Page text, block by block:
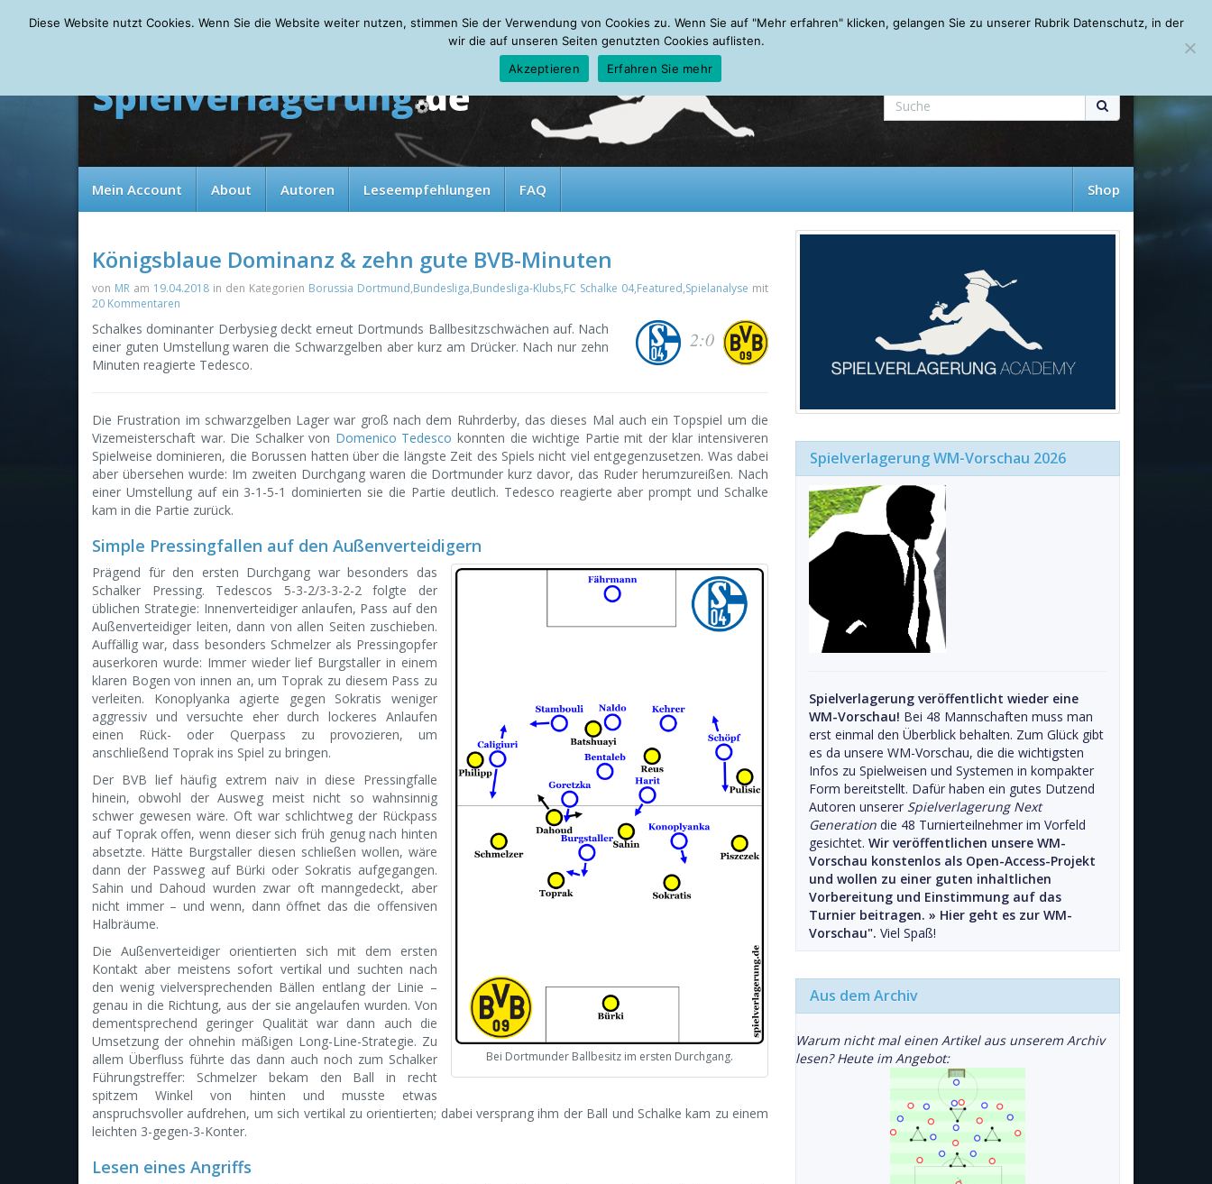
Thursday, 06.08.2026 Mein Account About Autoren Leseempfehlungen FAQ
Mein Account About Autoren Leseempfehlungen FAQ Shop
Königsblaue Dominanz & zehn gute BVB-Minuten
von MR am 19.04.2018 in den Kategorien Borussia Dortmund,Bundesliga,Bundesliga-Klubs,FC Schalke 04,Featured,Spielanalyse mit
20 Kommentaren
2:0
Schalkes dominanter Derbysieg deckt erneut Dortmunds Ballbesitzschwächen auf. Nach
einer guten Umstellung waren die Schwarzgelben aber kurz am Drücker. Nach nur zehn
Minuten reagierte Tedesco.
Die Frustration im schwarzgelben Lager war groß nach dem Ruhrderby, das dieses Mal auch ein Topspiel um die
Vizemeisterschaft war. Die Schalker von Domenico Tedesco konnten die wichtige Partie mit der klar intensiveren
Spielweise dominieren, die Borussen hatten über die längste Zeit des Spiels nicht viel entgegenzusetzen. Was dabei
aber übersehen wurde: Im zweiten Durchgang waren die Dortmunder kurz davor, das Ruder herumzureißen. Nach
einer Umstellung auf ein 3-1-5-1 dominierten sie die Partie deutlich. Tedesco reagierte aber prompt und Schalke
kam in die Partie zurück.
Simple Pressingfallen auf den Außenverteidigern
Bei Dortmunder Ballbesitz im ersten Durchgang.
Prägend für den ersten Durchgang war besonders das
Schalker Pressing. Tedescos 5-3-2/3-3-2-2 folgte der
üblichen Strategie: Innenverteidiger anlaufen, Pass auf den
Außenverteidiger leiten, dann von allen Seiten zuschieben.
Auffällig war, dass besonders Schmelzer als Pressingopfer
auserkoren wurde: Immer wieder lief Burgstaller in einem
klaren Bogen von innen an, um Toprak zu diesem Pass zu
verleiten. Konoplyanka agierte gegen Sokratis weniger
aggressiv und versuchte eher durch lockeres Anlaufen
einen Rück- oder Querpass zu provozieren, um
anschließend Toprak ins Spiel zu bringen.
Der BVB lief häufig extrem naiv in diese Pressingfalle
hinein, obwohl der Ausweg meist nicht so wahnsinnig
schwer gewesen wäre. Oft war schlichtweg der Rückpass
auf Toprak offen, wenn dieser sich früh genug nach hinten
absetzte. Hätte Burgstaller diesen schließen wollen, wäre
dann der Passweg auf Bürki oder Sokratis aufgegangen.
Sahin und Dahoud wurden zwar oft manngedeckt, aber
nicht immer – und wenn, dann öffnet das die offensiven
Halbräume.
Die Außenverteidiger orientierten sich mit dem ersten
Kontakt aber meistens sofort vertikal und suchten nach
den wenig vielversprechenden Bällen entlang der Linie –
genau in die Richtung, aus der sie angelaufen wurden. Von
dementsprechend geringer Qualität war dann auch die
Umsetzung der ohnehin mäßigen Long-Line-Strategie. Zu
allem Überfluss führte das dann auch noch zum Schalker
Führungstreffer: Schmelzer bekam den Ball in recht
spitzem Winkel von hinten und musste etwas
anspruchsvoller aufdrehen, um sich vertikal zu orientierten; dabei versprang ihm der Ball und Schalke kam zu einem
leichten 3-gegen-3-Konter.
Lesen eines Angriffs
Spielverlagerung WM-Vorschau 2026
Spielverlagerung veröffentlicht wieder eine
WM-Vorschau! Bei 48 Mannschaften muss man
erst einmal den Überblick behalten. Zum Glück gibt
es da unsere WM-Vorschau, die die wichtigsten
Infos zu Spielweisen und Systemen in kompakter
Form bereitstellt. Dafür haben ein gutes Dutzend
Autoren unserer Spielverlagerung Next
Generation die 48 Turnierteilnehmer im Vorfeld
gesichtet. Wir veröffentlichen unsere WM-
Vorschau konstenlos als Open-Access-Projekt
und wollen zu einer guten inhaltlichen
Vorbereitung und Einstimmung auf das
Turnier beitragen. » Hier geht es zur WM-
Vorschau". Viel Spaß!
Aus dem Archiv
Warum nicht mal einen Artikel aus unserem Archiv
lesen? Heute im Angebot:
Diese Website nutzt Cookies. Wenn Sie die Website weiter nutzen, stimmen Sie der Verwendung von Cookies zu. Wenn Sie auf "Mehr erfahren" klicken, gelangen Sie zu unserer Rubrik Datenschutz, in der
wir die auf unseren Seiten genutzten Cookies auflisten.
Akzeptieren
Erfahren Sie mehr